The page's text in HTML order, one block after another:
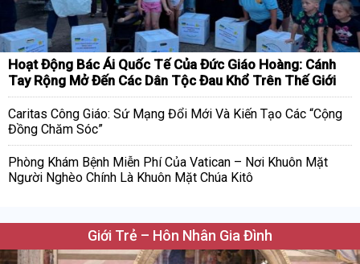
Hoạt Động Bác Ái Quốc Tế Của Đức Giáo Hoàng: Cánh
Tay Rộng Mở Đến Các Dân Tộc Đau Khổ Trên Thế Giới
Caritas Công Giáo: Sứ Mạng Đổi Mới Và Kiến Tạo Các “Cộng
Đồng Chăm Sóc”
Phòng Khám Bệnh Miễn Phí Của Vatican – Nơi Khuôn Mặt
Người Nghèo Chính Là Khuôn Mặt Chúa Kitô
Giới Trẻ – Hôn Nhân Gia Đình